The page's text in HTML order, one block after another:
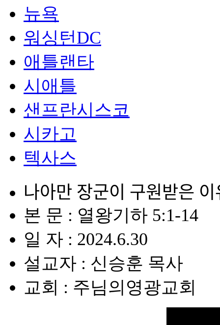
뉴욕
워싱턴DC
애틀랜타
시애틀
샌프란시스코
시카고
텍사스
나아만 장군이 구원받은
본 문 : 열왕기하 5:1-14
일 자 : 2024.6.30
설교자 : 신승훈 목사
교회 : 주님의영광교회